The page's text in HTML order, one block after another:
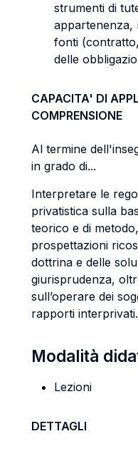
strumenti di
appartenenza,
fonti
delle
CAPACITA' DI
COMPRENSIONE
Al termine
in grado di...
Interpretare le
privatistica sulla
teorico e di
prospettazioni
dottrina e delle
giurisprudenza,
sull’operare dei
rapporti interprivati.
Modalità
Lezioni
DETTAGLI